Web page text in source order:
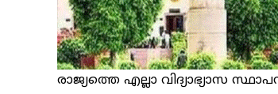
രാജ്യത്തെ എല്ലാ വിദ്യാഭ്യാസ